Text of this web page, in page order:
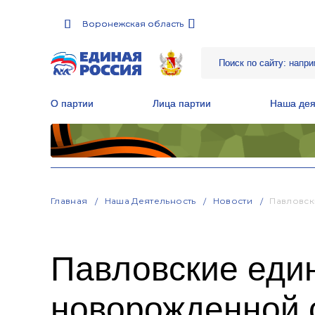
Воронежская область
О партии Лица партии Наша
Главная Наша Деятельность Новости
Павловские
Воронежская область
О партии Лица партии Наша